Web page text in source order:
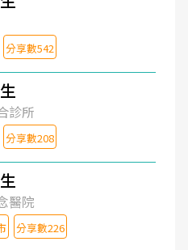
分享數542
診所
分享數208
醫院
分享數226